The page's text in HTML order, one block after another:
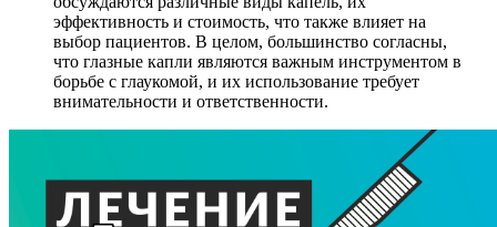
эффективность и стоимость, что также влияет на
выбор пациентов. В целом, большинство согласны,
что глазные капли являются важным инструментом в
борьбе с глаукомой, и их использование требует
внимательности и ответственности.